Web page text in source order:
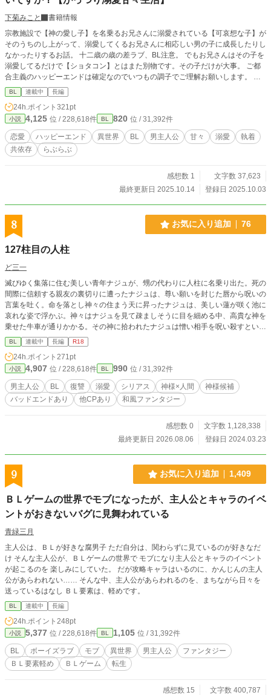
下菊みこと
書籍情報
宗教施設で【神の愛し子】を名乗るお兄さんに溺愛されている【可哀想な子】が
そのうちのし上がって、溺愛してくるお兄さんに相応しい男の子に成長したりし
なかったりするお話。 十二歳の歳の差ラブ、BL注意。 でもお兄さんはその子を
溺愛してるだけで【ショタコン】とはまた別物です。その子だけが大事。 ご都
合主義のハッピーエンドは確定なのでいつもの調子でご理解お願いします。 小
説家になろう様でも投稿しています。
BL 連載中 長編
24h.ポイント 321pt
小説 4,125 位 / 228,618件 BL 820 位 / 31,392件
恋愛 ハッピーエンド 異世界 BL 男主人公 甘々 溺愛
執着
共依存
らぶらぶ
感想数 1
文字数 37,623
最終更新日 2025.10.14
登録日 2025.10.03
8 お気に入り追加 76
127柱目の人柱
ど三一
滅びゆく集落に住む美しい青年ナジュが、甥の代わりに人柱に名乗り出た。死の
間際に信頼する親友の裏切りに遭ったナジュは、尊い願いを封じた唇から呪いの
言葉を吐く。命を落とし神々の住まう天に昇ったナジュは、美しい蓮が咲く池に
哀れな姿で浮かぶ。神々はナジュを見て疎ましそうに目を細める中、高貴な神を
乗せた牛車が通りかかる。その神に拾われたナジュは憎い相手を呪い殺すという
願いを叶える為に、その身体を捧げる。願いが叶っても、ナジュの恨みは尽きな
い。集落の全員を地獄に落とす為、特別な力を持たない彼に出来る事は、長年空
いた神の座に収まる事。その為にナジュは、神様候補の集まる学舎で学ぶ事とな
り、経歴を知った神様候補や師となる神様にその身体を嬲られて…。 【性描写
がある話は表記あり】 【ifバッドエンドあり】
BL 連載中 長編 R18
24h.ポイント 271pt
小説 4,907 位 / 228,618件 BL 990 位 / 31,392件
男主人公 BL 復讐 溺愛 シリアス 神様×人間
神様候補
バッドエンドあり
他CPあり 和風ファンタジー
感想数 0
文字数 1,128,338
最終更新日 2026.08.06
登録日 2024.03.23
9 お気に入り追加 1,409
ＢＬゲームの世界でモブになったが、主人公とキャラのイベ
ントがおきないバグに見舞われている
青緑三月
主人公は、ＢＬが好きな腐男子 ただ自分は、関わらずに見ているのが好きなだ
け そんな主人公が、ＢＬゲームの世界で モブになり主人公とキャラのイベント
が起こるのを 楽しみにしていた。 だが攻略キャラはいるのに、かんじんの主人
公があらわれない…… そんな中、主人公があらわれるのを、まちながら日々を
送っているはなし ＢＬ要素は、軽めです。
BL 連載中 長編
24h.ポイント 248pt
小説 5,377 位 / 228,618件 BL 1,105 位 / 31,392件
BL ボーイズラブ モブ 異世界 男主人公
ファンタジー
ＢＬ要素軽め
ＢＬゲーム 転生
感想数 15
文字数 400,787